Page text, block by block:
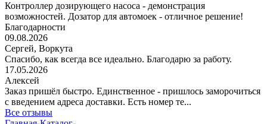
Контроллер дозирующего насоса - демонстрация
возможностей. Дозатор для автомоек - отличное решение!
Благодарности
09.08.2026
Сергей, Воркута
Спасибо, как всегда все идеально. Благодарю за работу.
17.05.2026
Алексей
Заказ пришёл быстро. Единственное - пришлось заморочиться
с введением адреса доставки. Есть номер те...
Все отзывы